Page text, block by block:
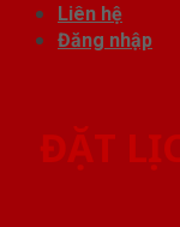
Liên hệ
Đăng nhập
ĐẶT